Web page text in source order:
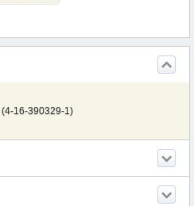
(4-16-390329-1)